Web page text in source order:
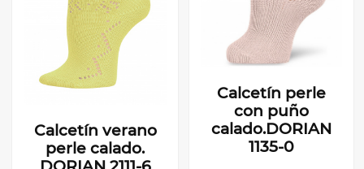
Calcetín verano
perle calado.
Calcetín perle
con puño
calado.DORIAN
1135-0